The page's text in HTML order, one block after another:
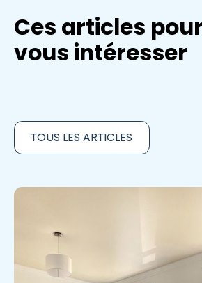
Ces articles
vous intéresser
TOUS LES ARTICLES